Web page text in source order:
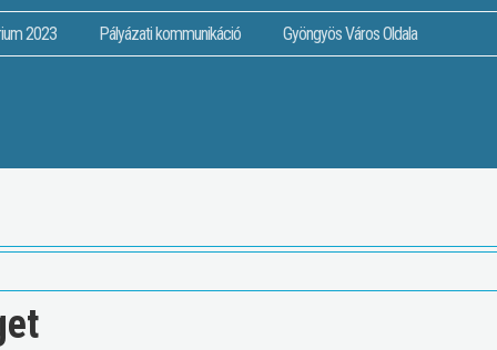
2023 Pályázati kommunikáció Gyöngyös Város Oldala